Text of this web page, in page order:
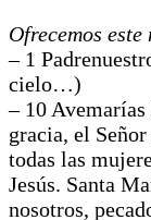
Ofrecemos
– 1
cielo…)
– 10
gracia, el
todas las
Jesús. Santa
nosotros,